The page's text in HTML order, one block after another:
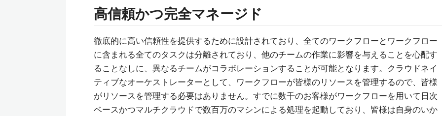
高信頼かつ完全マネージド
徹底的に高い信頼性を提供するために設計されており、全てのワークフローとワークフロー
に含まれる全てのタスクは分離されており、他のチームの作業に影響を与えることを心配す
ることなしに、異なるチームがコラボレーションすることが可能となります。クラウドネイ
ティブなオーケストレーターとして、ワークフローが皆様のリソースを管理するので、皆様
がリソースを管理する必要はありません。すでに数千のお客様がワークフローを用いて日次
ベースかつマルチクラウドで数百万のマシンによる処理を起動しており、皆様は自身のいか